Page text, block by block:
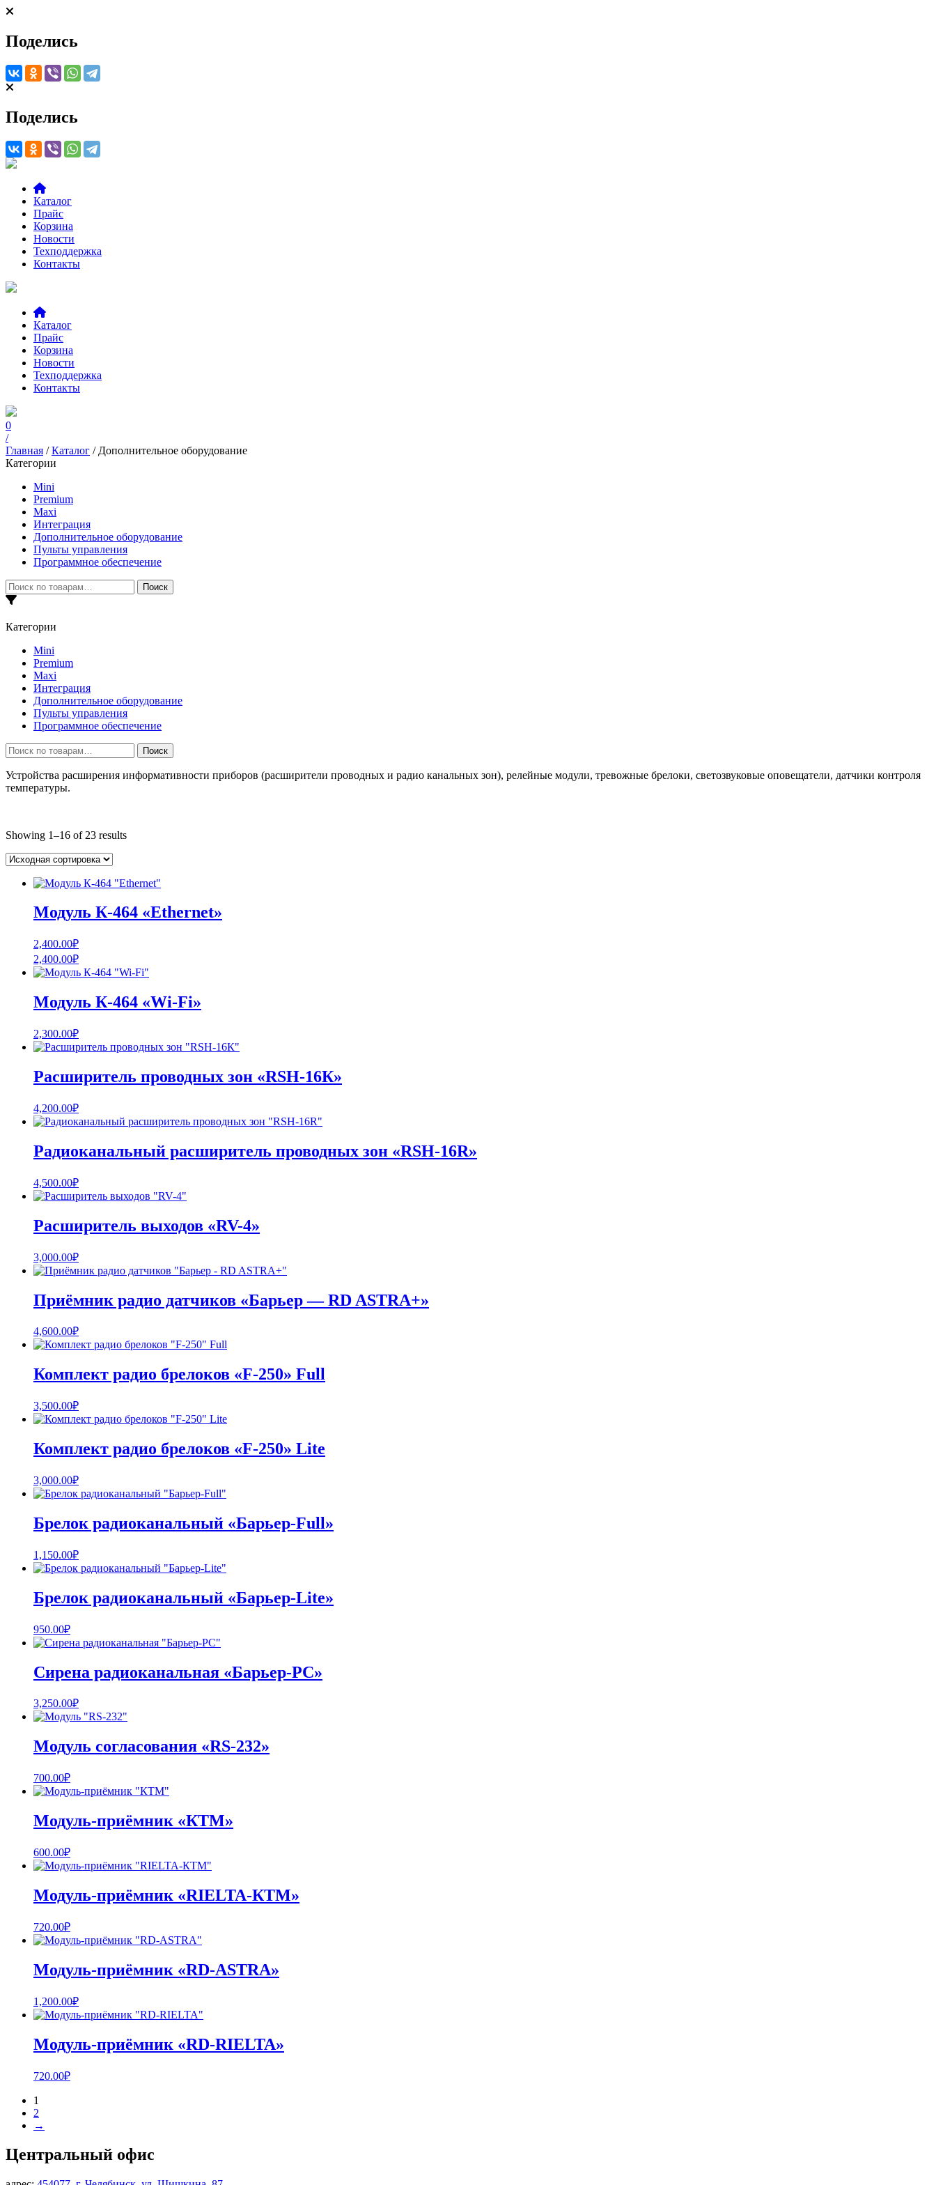
Поделись
Поделись
Каталог
Прайс
Корзина
Новости
Техподдержка
Контакты
Каталог
Прайс
Корзина
Новости
Техподдержка
Контакты
0
/
Главная /Каталог / Дополнительное оборудование
Категории
Mini
Premium
Maxi
Интеграция
Дополнительное оборудование
Пульты управления
Программное обеспечение
Искать:
Поиск
Категории
Mini
Premium
Maxi
Интеграция
Дополнительное оборудование
Пульты управления
Программное обеспечение
Искать:
Поиск
Устройства расширения информативности приборов (расширители проводных и радио канальных зон), релейные модули, тревожные брелоки, светозвуковые оповещатели, датчики контроля
температуры.
Showing 1–16 of 23 results
Модуль К-464 «Ethernet»
2,400.00₽
2,400.00₽
Модуль К-464 «Wi-Fi»
2,300.00₽
Расширитель проводных зон «RSH-16К»
4,200.00₽
Радиоканальный расширитель проводных зон «RSH-16R»
4,500.00₽
Расширитель выходов «RV-4»
3,000.00₽
Приёмник радио датчиков «Барьер — RD ASTRA+»
4,600.00₽
Комплект радио брелоков «F-250» Full
3,500.00₽
Комплект радио брелоков «F-250» Lite
3,000.00₽
Брелок радиоканальный «Барьер-Full»
1,150.00₽
Брелок радиоканальный «Барьер-Lite»
950.00₽
Сирена радиоканальная «Барьер-PC»
3,250.00₽
Модуль согласования «RS-232»
700.00₽
Модуль-приёмник «КТМ»
600.00₽
Модуль-приёмник «RIELTA-КТМ»
720.00₽
Модуль-приёмник «RD-ASTRA»
1,200.00₽
Модуль-приёмник «RD-RIELTA»
720.00₽
1
2
→
Центральный офис